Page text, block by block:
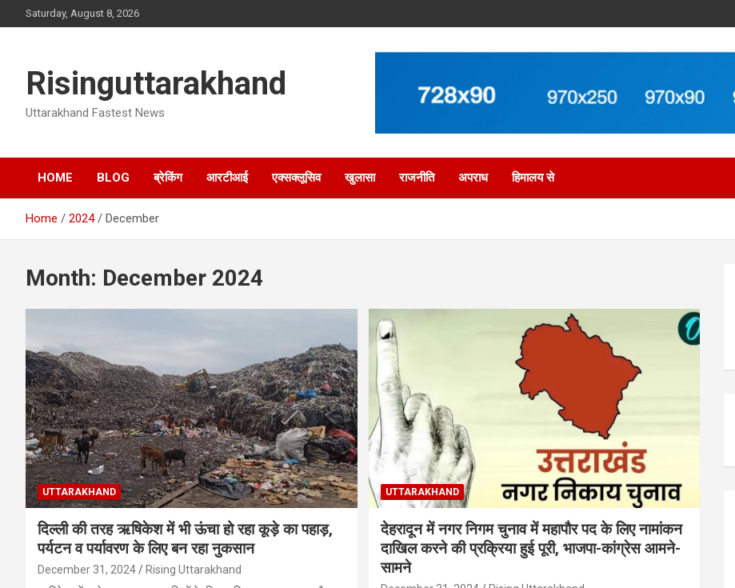
to
Saturday, August 8, 2026
Risinguttarakhand
Uttarakhand Fastest News
HOME BLOG ब्रेकिंग आरटीआई एक्सक्लूसिव खुलासा राजनीति अपराध हिमालय से
Home 2024 December
Month: December 2024
UTTARAKHAND
दिल्‍ली की तरह ऋषिकेश में भी ऊंचा हो रहा कूड़े का पहाड़,
पर्यटन व पर्यावरण के लिए बन रहा नुकसान
December 31, 2024 Rising Uttarakhand
UTTARAKHAND
देहरादून में नगर निगम चुनाव में महापौर पद के लिए नामांकन
दाखिल करने की प्रक्रिया हुई पूरी, भाजपा-कांग्रेस आमने-
सामने